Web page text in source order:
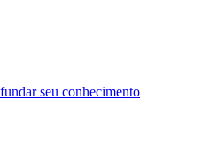
seu conhecimento